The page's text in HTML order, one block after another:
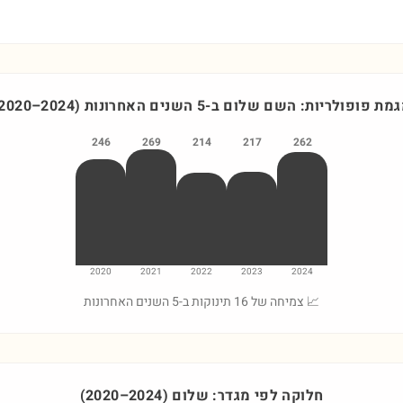
פופולריות: השם שלום ב-5 השנים האחרונות –2024)
262
2024
217
2023
214
2022
269
2021
246
2020
📈 צמיחה של 16 תינוקות ב-5 השנים האחרונות
חלוקה לפי מגדר: שלום (2020–2024)